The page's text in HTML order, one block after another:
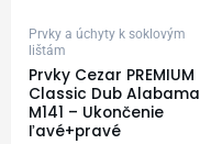
Prvky a úchyty k soklovým
lištám
Prvky Cezar PREMIUM
Classic Dub Alabama
M141 – Ukončenie
ľavé+pravé